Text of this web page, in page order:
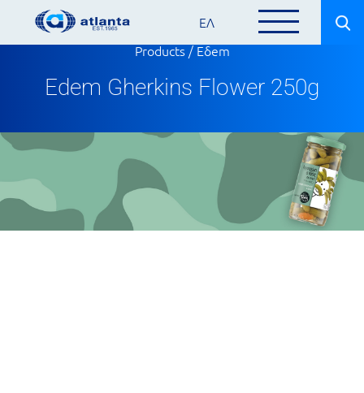
ΕΛ
Products/Eδem
Edem Gherkins Flower 250g